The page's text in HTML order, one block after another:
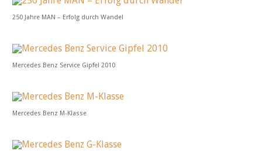
250 Jahre MAN – Erfolg durch Wandel
Mercedes Benz Service Gipfel 2010
Mercedes Benz M-Klasse